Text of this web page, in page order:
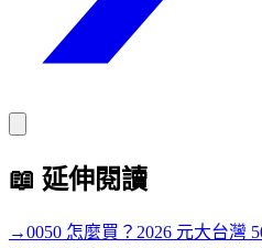
📖 延伸閱讀
→0050 怎麼買？2026 元大台灣